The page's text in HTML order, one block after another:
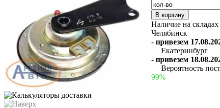
Наличие на складах
Челябинск
- привезем
Екатеринбург
- привезем
Вероятность
99%